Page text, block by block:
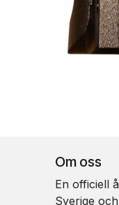
Om oss
En officiell
Sverige